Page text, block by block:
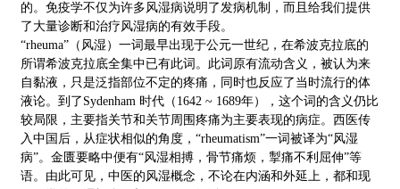
的。免疫学不仅为许多风湿病说明了发病机制，而且给我们提供
了大量诊断和治疗风湿病的有效手段。
“rheuma”（风湿）一词最早出现于公元一世纪，在希波克拉底的
所谓希波克拉底全集中已有此词。此词原有流动含义，被认为来
自黏液，只是泛指部位不定的疼痛，同时也反应了当时流行的体
液论。到了Sydenham 时代（1642 ~ 1689年），这个词的含义仍比
较局限，主要指关节和关节周围疼痛为主要表现的病症。西医传
入中国后，从症状相似的角度，“rheumatism”一词被译为“风湿
病”。金匮要略中便有“风湿相搏，骨节痛烦，掣痛不利屈伸”等
语。由此可见，中医的风湿概念，不论在内涵和外延上，都和现